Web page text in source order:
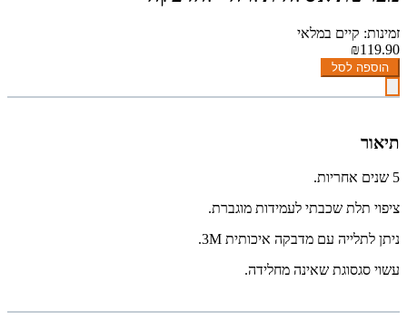
זמינות: קיים במלאי
₪119.90
הוספה לסל
תיאור
5 שנים אחריות.
ציפוי תלת שכבתי לעמידות מוגברת.
ניתן לתלייה עם מדבקה איכותית 3M.
עשוי סגסוגת שאינה מחלידה.